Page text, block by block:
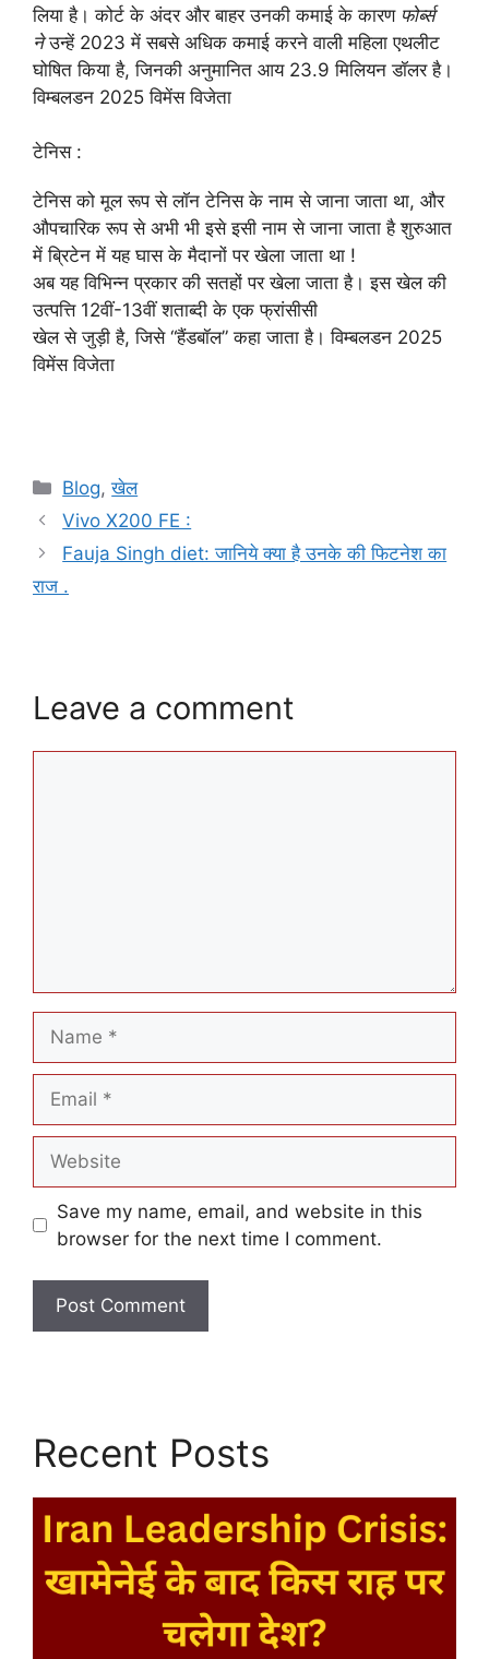
लिया है। कोर्ट के अंदर और बाहर उनकी कमाई के कारण फोर्ब्स
नेउन्हें 2023 में सबसे अधिक कमाई करने वाली महिला एथलीट
घोषित किया है, जिनकी अनुमानित आय 23.9 मिलियन डॉलर है।
विम्बलडन 2025 विमेंस विजेता
टेनिस :
टेनिस को मूल रूप से लॉन टेनिस के नाम से जाना जाता था, और
औपचारिक रूप से अभी भी इसे इसी नाम से जाना जाता है शुरुआत
में ब्रिटेन में यह घास के मैदानों पर खेला जाता था !
अब यह विभिन्न प्रकार की सतहों पर खेला जाता है। इस खेल की
उत्पत्ति 12वीं-13वीं शताब्दी के एक फ्रांसीसी
खेल से जुड़ी है, जिसे “हैंडबॉल” कहा जाता है। विम्बलडन 2025
विमेंस विजेता
Categories
Blog,खेल
Vivo X200 FE :
Fauja Singh diet: जानिये क्या है उनके की फिटनेश का
राज .
Leave a comment
Save my name, email, and website in this
browser for the next time I comment.
Recent Posts